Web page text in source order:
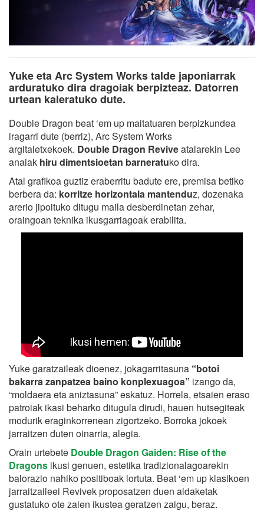
Yuke eta Arc System Works talde japoniarrak
arduratuko dira dragoiak berpizteaz. Datorren
urtean kaleratuko dute.
Double Dragon beat ‘em up maitatuaren berpizkundea
iragarri dute (berriz), Arc System Works
argitaletxekoek. Double Dragon Reviveatalarekin Lee
anaiak hiru dimentsioetan barneratuko dira.
Atal grafikoa guztiz eraberritu badute ere, premisa betiko
berbera da: korritze horizontala mantenduz, dozenaka
arerio jipoituko ditugu maila desberdinetan zehar,
oraingoan teknika ikusgarriagoak erabilita.
Yuke garatzaileak dioenez, jokagarritasuna “botoi
bakarra zanpatzea baino konplexuagoa” izango da,
“moldaera eta aniztasuna” eskatuz. Horrela, etsaien eraso
patroiak ikasi beharko ditugula dirudi, hauen hutsegiteak
modurik eraginkorrenean zigortzeko. Borroka jokoek
jarraitzen duten oinarria, alegia.
Orain urtebete Double Dragon Gaiden: Rise of the
Dragons ikusi genuen, estetika tradizionalagoarekin
balorazio nahiko positiboak lortuta. Beat ‘em up klasikoen
jarraitzaileei Revivek proposatzen duen aldaketak
gustatuko ote zaien ikustea geratzen zaigu, beraz.